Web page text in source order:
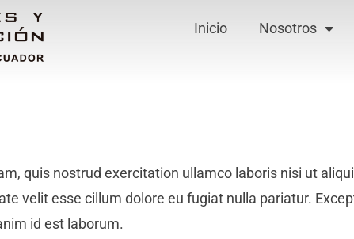
Inicio Nosotros
quis nostrud exercitation ullamco laboris nisi ut
velit esse cillum dolore eu fugiat nulla pariatur.
id est laborum.